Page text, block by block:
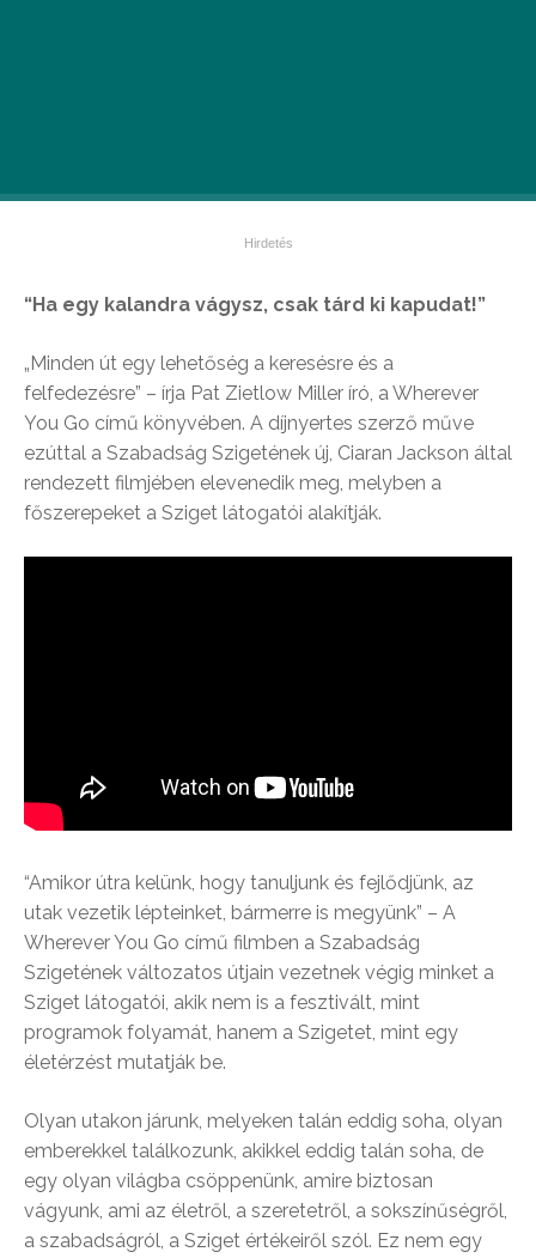
“Ha egy kalandra vágysz, csak tárd ki kapudat!”
„Minden út egy lehetőség a keresésre és a
felfedezésre” – írja Pat Zietlow Miller író, a Wherever
You Go című könyvében. A díjnyertes szerző műve
ezúttal a Szabadság Szigetének új, Ciaran Jackson által
rendezett filmjében elevenedik meg, melyben a
főszerepeket a Sziget látogatói alakítják.
“Amikor útra kelünk, hogy tanuljunk és fejlődjünk, az
utak vezetik lépteinket, bármerre is megyünk” – A
Wherever You Go című filmben a Szabadság
Szigetének változatos útjain vezetnek végig minket a
Sziget látogatói, akik nem is a fesztivált, mint
programok folyamát, hanem a Szigetet, mint egy
életérzést mutatják be.
Olyan utakon járunk, melyeken talán eddig soha, olyan
emberekkel találkozunk, akikkel eddig talán soha, de
egy olyan világba csöppenünk, amire biztosan
vágyunk, ami az életről, a szeretetről, a sokszínűségről,
a szabadságról, a Sziget értékeiről szól. Ez nem egy